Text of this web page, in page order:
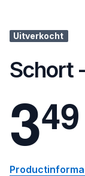
Uitverkocht
Schort
349